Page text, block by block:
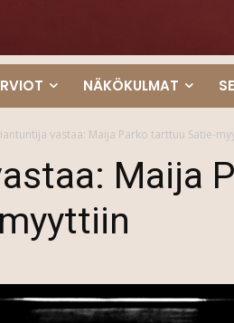
NÄKÖKULMAT
vastaa: Maija Parko tarttuu Satie-
Maija